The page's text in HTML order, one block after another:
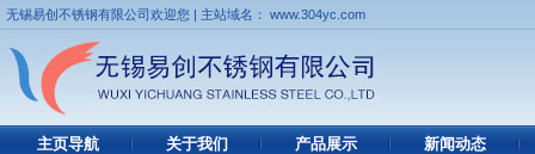
无锡易创不锈钢有限公司欢迎您 | 主站域名： www.304yc.com
主页导航 关于我们 产品展示 新闻动态